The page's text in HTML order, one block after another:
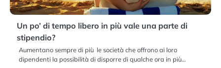
Un po’ di tempo libero in più vale una parte di
stipendio?
Aumentano sempre di più le società che offrono ai loro
dipendenti la possibilità di disporre di qualche ora in più…